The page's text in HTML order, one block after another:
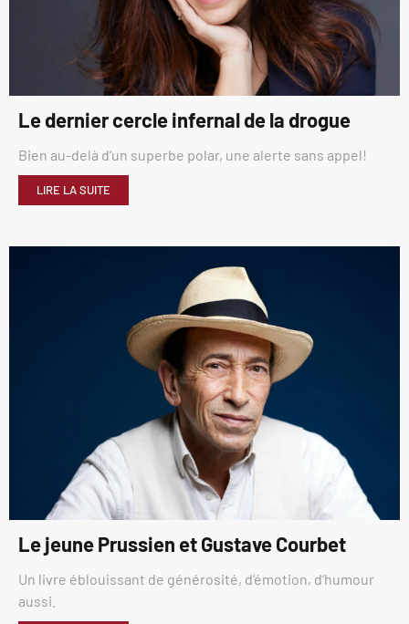
Le dernier cercle infernal de la drogue
Bien au-delà d’un superbe polar, une alerte sans appel!
LIRE LA SUITE
Le jeune Prussien et Gustave Courbet
Un livre éblouissant de générosité, d’émotion, d’humour
aussi.